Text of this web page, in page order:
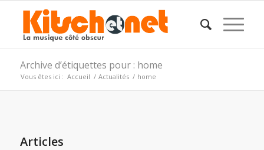
Archive d’étiquettes pour : home
Vous êtes ici : Accueil / Actualités / home
Articles